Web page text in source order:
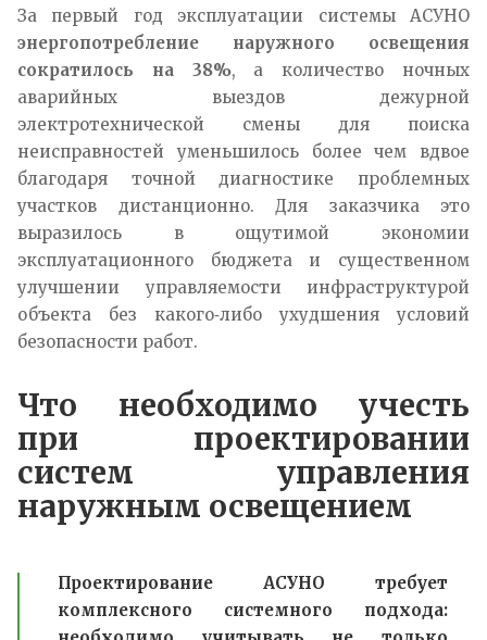
За первый год эксплуатации системы АСУНО
энергопотребление наружного освещения
сократилось на 38%, а количество ночных
аварийных выездов дежурной
электротехнической смены для поиска
неисправностей уменьшилось более чем вдвое
благодаря точной диагностике проблемных
участков дистанционно. Для заказчика это
выразилось в ощутимой экономии
эксплуатационного бюджета и существенном
улучшении управляемости инфраструктурой
объекта без какого‑либо ухудшения условий
безопасности работ.
Что необходимо учесть
при проектировании
систем управления
наружным освещением
Проектирование АСУНО требует
комплексного системного подхода: